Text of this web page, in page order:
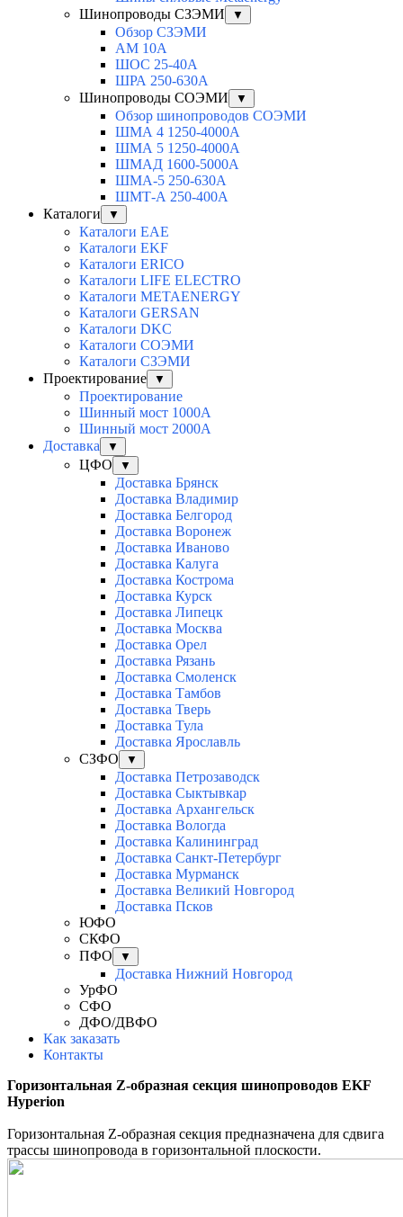
Шинопроводы СЗЭМИ
▼
Обзор СЗЭМИ
АМ 10А
ШОС 25-40А
ШРА 250-630А
Шинопроводы СОЭМИ
▼
Обзор шинопроводов СОЭМИ
ШМА 4 1250-4000А
ШМА 5 1250-4000А
ШМАД 1600-5000А
ШМА-5 250-630А
ШМТ-А 250-400А
Каталоги
▼
Каталоги EAE
Каталоги EKF
Каталоги ERICO
Каталоги LIFE ELECTRO
Каталоги METAENERGY
Каталоги GERSAN
Каталоги DKC
Каталоги СОЭМИ
Каталоги СЗЭМИ
Проектирование
▼
Проектирование
Шинный мост 1000А
Шинный мост 2000А
Доставка
▼
ЦФО ▼
Доставка Брянск
Доставка Владимир
Доставка Белгород
Доставка Воронеж
Доставка Иваново
Доставка Калуга
Доставка Кострома
Доставка Курск
Доставка Липецк
Доставка Москва
Доставка Орел
Доставка Рязань
Доставка Смоленск
Доставка Тамбов
Доставка Тверь
Доставка Тула
Доставка Ярославль
СЗФО
▼
Доставка Петрозаводск
Доставка Сыктывкар
Доставка Архангельск
Доставка Вологда
Доставка Калининград
Доставка Санкт-Петербург
Доставка Мурманск
Доставка Великий Новгород
Доставка Псков
ЮФО
СКФО
ПФО
▼
Доставка Нижний Новгород
УрФО
СФО
ДФО/ДВФО
Как заказать
Контакты
Горизонтальная Z-образная секция шинопроводов EKF
Hyperion
Горизонтальная Z-образная секция предназначена для сдвига
трассы шинопровода в горизонтальной плоскости.